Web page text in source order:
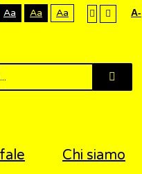
Aa Aa Aa A-
Chi siamo